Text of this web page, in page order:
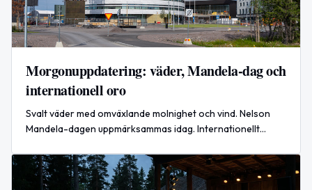
Morgonuppdatering: väder, Mandela-dag och
internationell oro
Svalt väder med omväxlande molnighet och vind. Nelson
Mandela-dagen uppmärksammas idag. Internationellt
Ukraina.